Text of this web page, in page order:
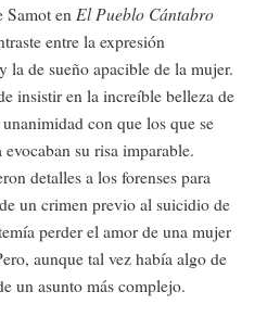
Samot en El Pueblo Cántabro
entre la expresión
la de sueño apacible de la mujer.
insistir en la increíble belleza de
con que los que se
su risa imparable.
detalles a los forenses para
un crimen previo al suicidio de
perder el amor de una mujer
aunque tal vez había algo de
un asunto más complejo.